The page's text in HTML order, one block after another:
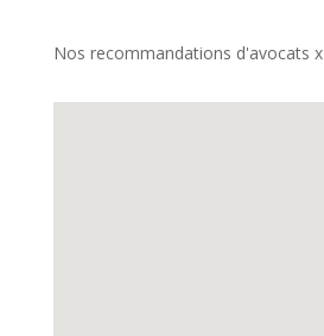
Nos recommandations d'avocats x